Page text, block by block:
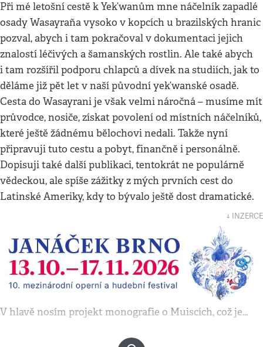
Při mé letošní cestě k Yek’wanům mne náčelník zapadlé
osady Wasayraña vysoko v kopcích u brazilských hranic
pozval, abych i tam pokračoval v dokumentaci jejich
znalostí léčivých a šamanských rostlin. Ale také abych
i tam rozšířil podporu chlapců a dívek na studiích, jak to
děláme již pět let v naší původní yek’wanské osadě.
Cesta do Wasayrani je však velmi náročná – musíme mít
průvodce, nosiče, získat povolení od místních náčelníků,
které ještě žádnému bělochovi nedali. Takže nyní
připravuji tuto cestu a pobyt, finančně i personálně.
Dopisuji také další publikaci, tentokrát ne populárně
vědeckou, ale spíše zážitky z mých prvních cest do
Latinské Ameriky, kdy to bývalo ještě dost dramatické.
↓ INZERCE
V hlavě nosím projekt monografie o Muiscích, což je…